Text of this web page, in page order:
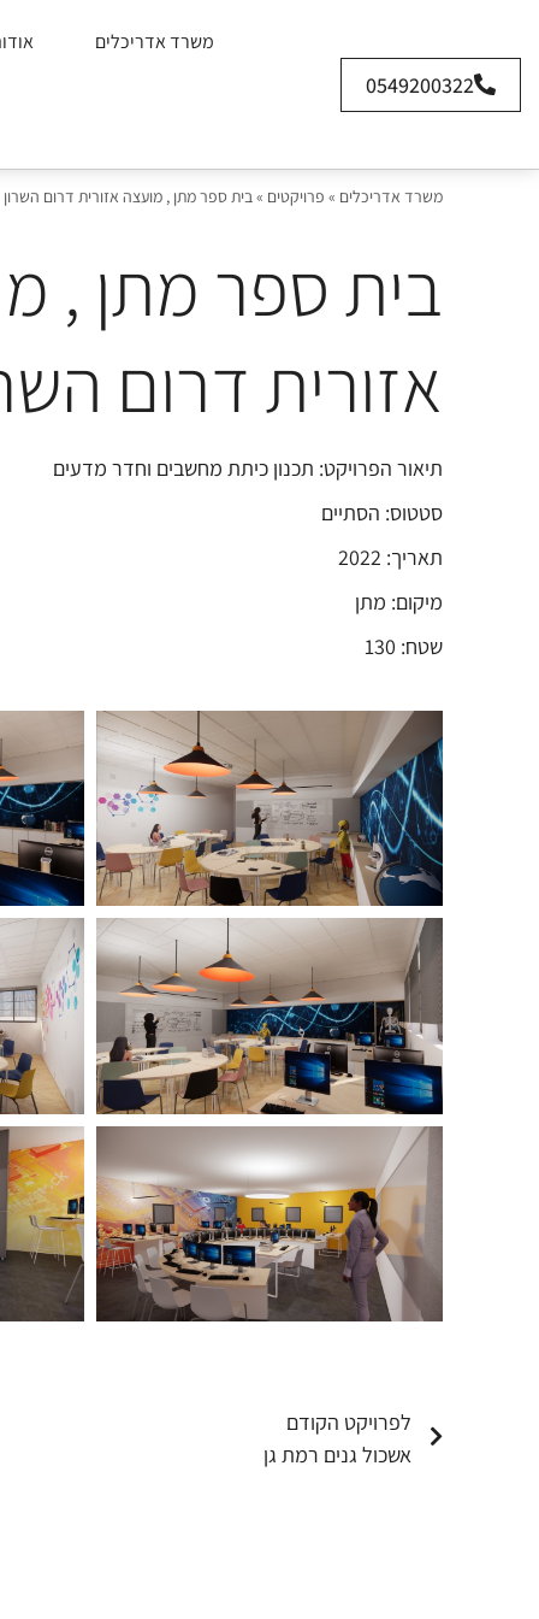
0549200322
משרד אדריכלים
משרד אדריכלים » פרויקטים »בית ספר מתן , מועצה אזורית דרום
בית ספר מתן ,
אזורית דרום
תיאור הפרויקט: תכנון כיתת מחשבים וחדר מדעים
סטטוס: הסתיים
תאריך: 2022
מיקום: מתן
שטח: 130
לפרויקט הקודם
אשכול גנים רמת גן